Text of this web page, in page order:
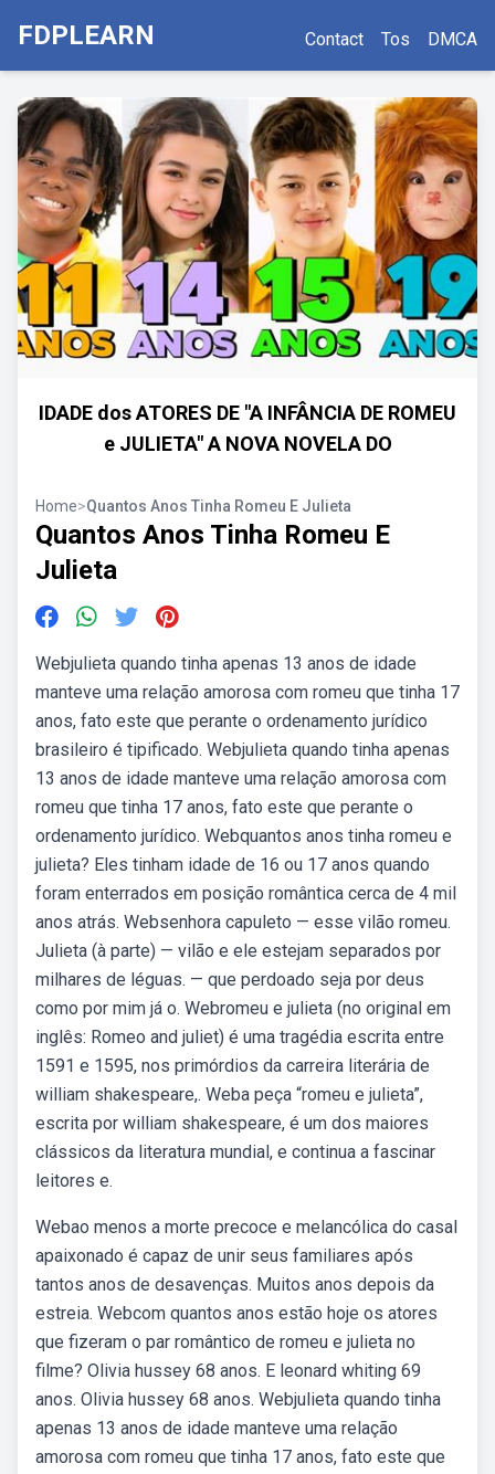
FDPLEARN Contact Tos DMCA
IDADE dos ATORES DE "A INFÂNCIA DE ROMEU
e JULIETA" A NOVA NOVELA DO
Home>Quantos Anos Tinha Romeu E Julieta
Quantos Anos Tinha Romeu E
Julieta
Webjulieta quando tinha apenas 13 anos de idade
manteve uma relação amorosa com romeu que tinha 17
anos, fato este que perante o ordenamento jurídico
brasileiro é tipificado. Webjulieta quando tinha apenas
13 anos de idade manteve uma relação amorosa com
romeu que tinha 17 anos, fato este que perante o
ordenamento jurídico. Webquantos anos tinha romeu e
julieta? Eles tinham idade de 16 ou 17 anos quando
foram enterrados em posição romântica cerca de 4 mil
anos atrás. Websenhora capuleto — esse vilão romeu.
Julieta (à parte) — vilão e ele estejam separados por
milhares de léguas. — que perdoado seja por deus
como por mim já o. Webromeu e julieta (no original em
inglês: Romeo and juliet) é uma tragédia escrita entre
1591 e 1595, nos primórdios da carreira literária de
william shakespeare,. Weba peça “romeu e julieta”,
escrita por william shakespeare, é um dos maiores
clássicos da literatura mundial, e continua a fascinar
leitores e.
Webao menos a morte precoce e melancólica do casal
apaixonado é capaz de unir seus familiares após
tantos anos de desavenças. Muitos anos depois da
estreia. Webcom quantos anos estão hoje os atores
que fizeram o par romântico de romeu e julieta no
filme? Olivia hussey 68 anos. E leonard whiting 69
anos. Olivia hussey 68 anos. Webjulieta quando tinha
apenas 13 anos de idade manteve uma relação
amorosa com romeu que tinha 17 anos, fato este que